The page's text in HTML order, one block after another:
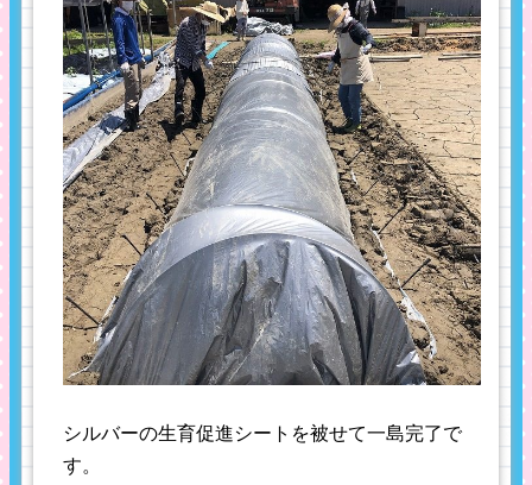
シルバーの生育促進シートを被せて一島完了で
す。